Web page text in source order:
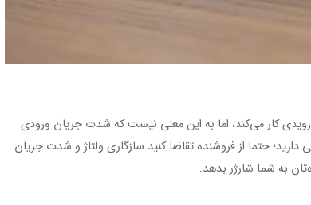
کار می‌کند، اما به این معنی نیست که شدت جریان ورودی
حتما از فروشنده تقاضا کنید سازگاری ولتاژ و شدت جریان
به شما شارژر بدهد.